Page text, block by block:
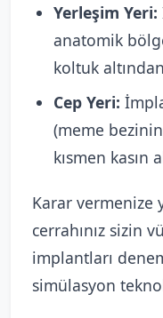
Yerleşim Yeri:
anatomik
koltuk
Cep Yeri:
(meme
kısmen kasın
Karar vermenize
cerrahınız sizin
implantları
simülasyon